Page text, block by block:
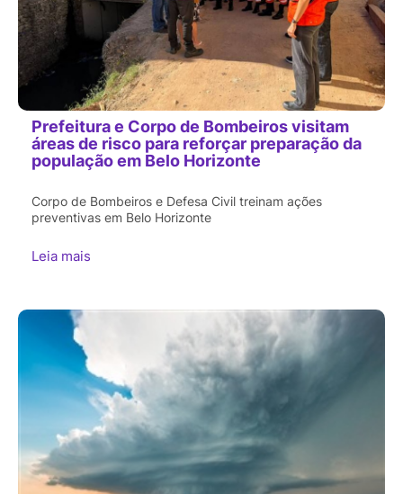
Prefeitura e Corpo de Bombeiros visitam
áreas de risco para reforçar preparação da
população em Belo Horizonte
Corpo de Bombeiros e Defesa Civil treinam ações
preventivas em Belo Horizonte
Leia mais